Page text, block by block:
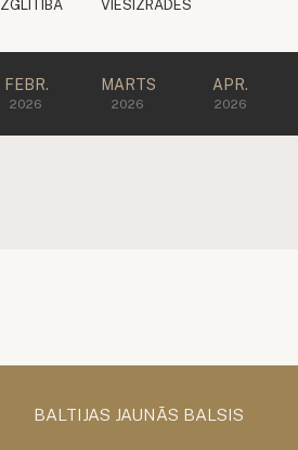
IZGLĪTĪBA VIESIZRĀDES
FEBR.
2026
MARTS
2026
APR.
2026
BALTIJAS JAUNĀS BALSIS